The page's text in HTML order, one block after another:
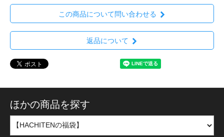
この商品について問い合わせる
返品について
ほかの商品を探す